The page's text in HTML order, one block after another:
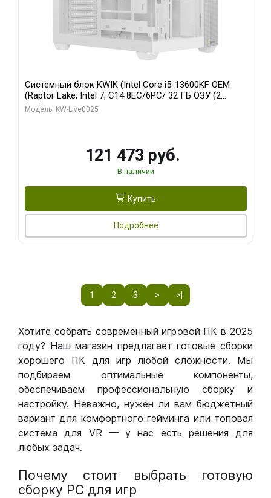
Системный блок KWIK (Intel Core i5-13600KF OEM
(Raptor Lake, Intel 7, C14 8EC/6PC/ 32 ГБ ОЗУ (2
модуля)/ Gigabyte RTX5060 WINDFORCE OC 8GB
Модель: KW-Live0025
121 473 руб.
В наличии
Купить
Подробнее
1 2 3 > >|
Хотите собрать современный игровой ПК в 2025
году? Наш магазин предлагает готовые сборки
хорошего ПК для игр любой сложности. Мы
подбираем оптимальные компоненты,
обеспечиваем профессиональную сборку и
настройку. Неважно, нужен ли вам бюджетный
вариант для комфортного гейминга или топовая
система для VR — у нас есть решения для
любых задач.
Почему стоит выбрать готовую
сборку РС для игр